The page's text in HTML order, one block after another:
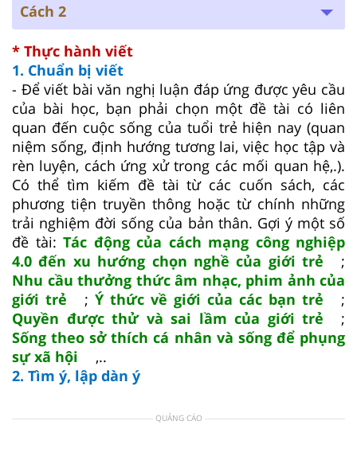
Cách 2
* Thực hành viết
1. Chuẩn bị viết
- Để viết bài văn nghị luận đáp ứng được yêu cầu
của bài học, bạn phải chọn một đề tài có liên
quan đến cuộc sống của tuổi trẻ hiện nay (quan
niệm sống, định hướng tương lai, việc học tập và
rèn luyện, cách ứng xử trong các mối quan hệ,.).
Có thể tìm kiếm đề tài từ các cuốn sách, các
phương tiện truyền thông hoặc từ chính những
trải nghiệm đời sống của bản thân. Gợi ý một số
đề tài: Tác động của cách mạng công nghiệp
4.0 đến xu hướng chọn nghề của giới trẻ
;
Nhu cầu thưởng thức âm nhạc, phim ảnh của
giới trẻ
; Ý thức về giới của các bạn trẻ
;
Quyền được thử và sai lầm của giới trẻ
;
Sống theo sở thích cá nhân và sống để phụng
sự xã hội
,..
2. Tìm ý, lập dàn ý
QUẢNG CÁO